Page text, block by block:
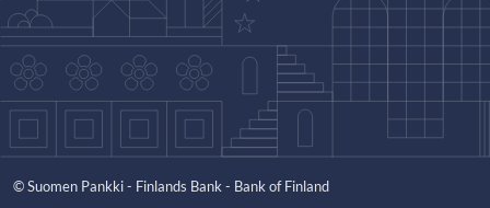
© Suomen Pankki - Finlands Bank - Bank of Finland